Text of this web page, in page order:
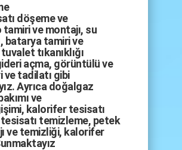
döşemeve
tamirivemontajı, su
, batarya tamirive
tuvalet tıkanıklığı
açma, görüntülü ve
vetadilatı gibi
Ayrıca doğalgaz
ve
kalorifer tesisatı
temizleme, petek
ve temizliği, kalorifer